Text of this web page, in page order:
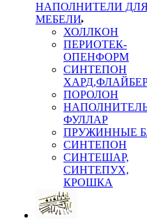
НАПОЛНИТЕЛИ
МЕБЕЛИ
ХОЛЛКОН
ПЕРИОТЕК-
ОПЕНФОРМ
СИНТЕПОН
ПОРОЛОН
ФУЛЛАР
ПРУЖИННЫЕ
СИНТЕПОН
СИНТЕШАР,
СИНТЕПУХ,
КРОШКА